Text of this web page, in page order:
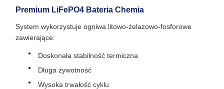
Premium LiFePO4 Bateria Chemia
System wykorzystuje ogniwa litowo-żelazowo-fosforowe
zawierające:
Doskonała stabilność termiczna
Długa żywotność
Wysoka trwałość cyklu